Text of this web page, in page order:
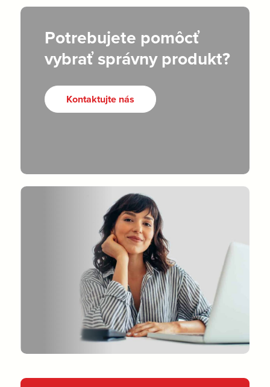
Potrebujete pomôcť
vybrať správny produkt?
Kontaktujte nás